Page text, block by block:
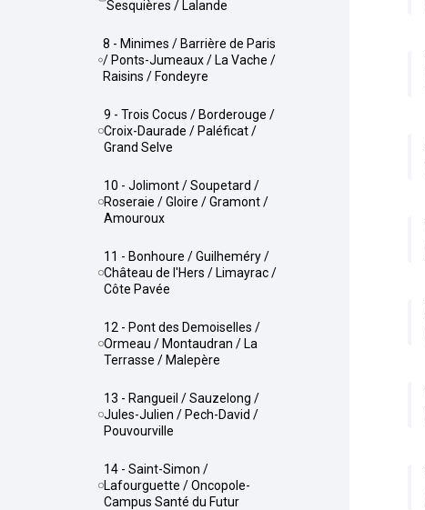
Sesquières / Lalande
8 - Minimes / Barrière de Paris
/ Ponts-Jumeaux / La Vache /
Raisins / Fondeyre
9 - Trois Cocus / Borderouge /
Croix-Daurade / Paléficat /
Grand Selve
10 - Jolimont / Soupetard /
Roseraie / Gloire / Gramont /
Amouroux
11 - Bonhoure / Guilheméry /
Château de l'Hers / Limayrac /
Côte Pavée
12 - Pont des Demoiselles /
Ormeau / Montaudran / La
Terrasse / Malepère
13 - Rangueil / Sauzelong /
Jules-Julien / Pech-David /
Pouvourville
14 - Saint-Simon /
Lafourguette / Oncopole-
Campus Santé du Futur